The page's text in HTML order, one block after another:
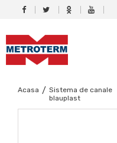
Acasa / Sistema de canale
blauplast